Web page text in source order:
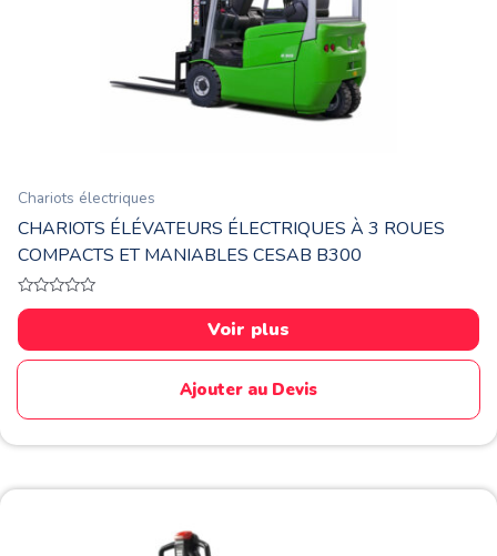
Chariots électriques
CHARIOTS ÉLÉVATEURS ÉLECTRIQUES À 3 ROUES
COMPACTS ET MANIABLES CESAB B300
Note
0
5
Voir plus
Ajouter au Devis